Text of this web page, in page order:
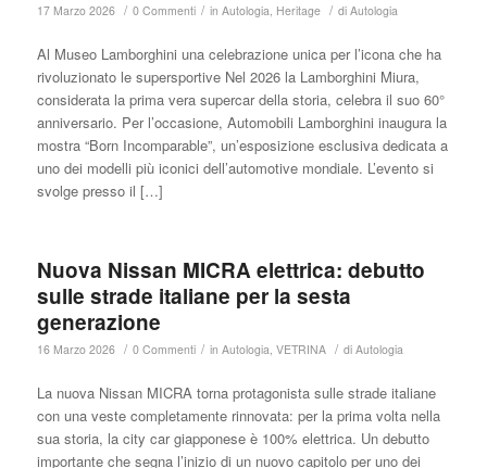
17 Marzo 2026 / 0 Commenti / in Autologia, Heritage / di Autologia
Al Museo Lamborghini una celebrazione unica per l’icona che ha
rivoluzionato le supersportive Nel 2026 la Lamborghini Miura,
considerata la prima vera supercar della storia, celebra il suo 60°
anniversario. Per l’occasione, Automobili Lamborghini inaugura la
mostra “Born Incomparable”, un’esposizione esclusiva dedicata a
uno dei modelli più iconici dell’automotive mondiale. L’evento si
svolge presso il […]
Nuova Nissan MICRA elettrica: debutto
sulle strade italiane per la sesta
generazione
16 Marzo 2026 / 0 Commenti / in Autologia, VETRINA / di Autologia
La nuova Nissan MICRA torna protagonista sulle strade italiane
con una veste completamente rinnovata: per la prima volta nella
sua storia, la city car giapponese è 100% elettrica. Un debutto
importante che segna l’inizio di un nuovo capitolo per uno dei